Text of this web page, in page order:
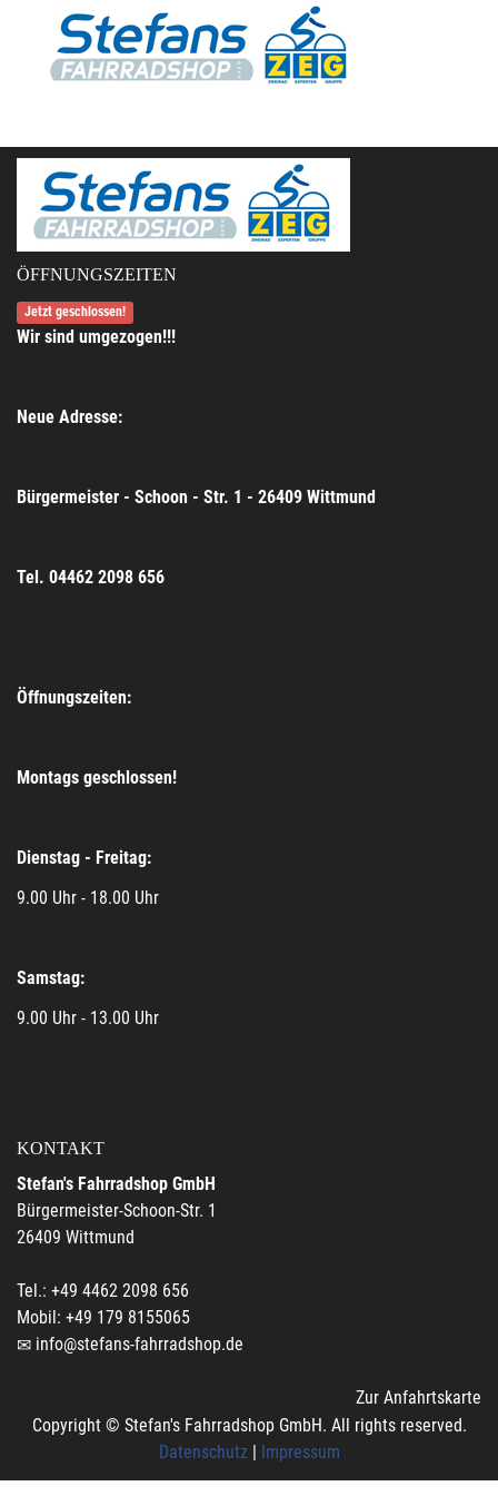
ÖFFNUNGSZEITEN
Jetzt geschlossen!
Wir sind umgezogen!!!
Neue Adresse:
Bürgermeister - Schoon - Str. 1 - 26409 Wittmund
Tel. 04462 2098 656
Öffnungszeiten:
Montags geschlossen!
Dienstag - Freitag:
9.00 Uhr - 18.00 Uhr
Samstag:
9.00 Uhr - 13.00 Uhr
KONTAKT
Stefan's Fahrradshop GmbH
Bürgermeister-Schoon-Str. 1
26409 Wittmund
Tel.: +49 4462 2098 656
Mobil: +49 179 8155065
info@stefans-fahrradshop.de
Zur Anfahrtskarte
Copyright © Stefan's Fahrradshop GmbH. All rights reserved.
Datenschutz| Impressum